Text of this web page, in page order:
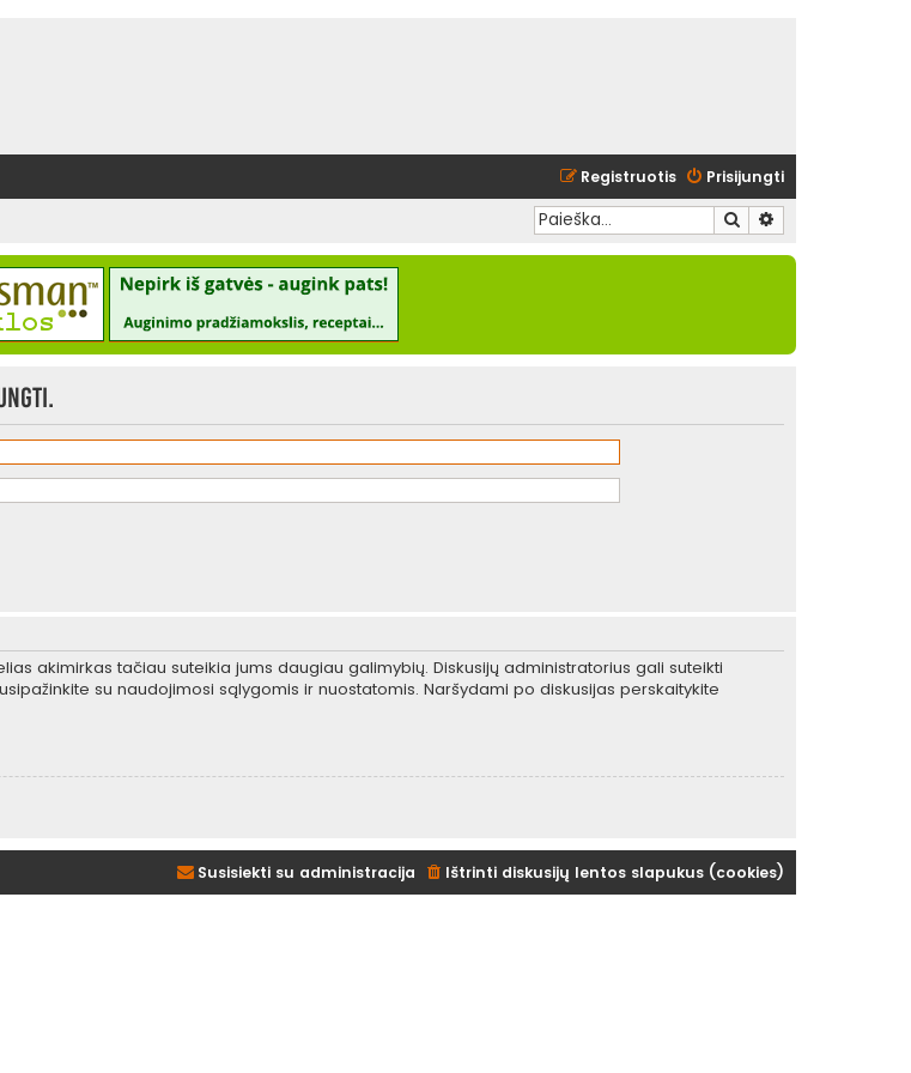
Prisijungti
Registruotis
Ieškoti
akimirkas tačiau suteikia jums daugiau galimybių. Diskusijų administratorius gali suteikti
su naudojimosi sąlygomis ir nuostatomis. Naršydami po diskusijas perskaitykite
Ištrinti diskusijų lentos slapukus (cookies)
Susisiekti su administracija